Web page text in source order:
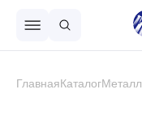
ГлавнаяКаталог